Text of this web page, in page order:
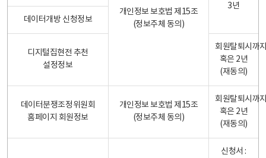
개인정보 보호법 제15조
(정보주체 동의)
3년
데이터개방 신청정보
디지털집현전 추천
설정정보
회원탈퇴시까
혹은 2년
(재동의)
데이터분쟁조정위원회
홈페이지 회원정보
개인정보 보호법 제15조
(정보주체 동의)
회원탈퇴시까
혹은 2년
(재동의)
신청서 :